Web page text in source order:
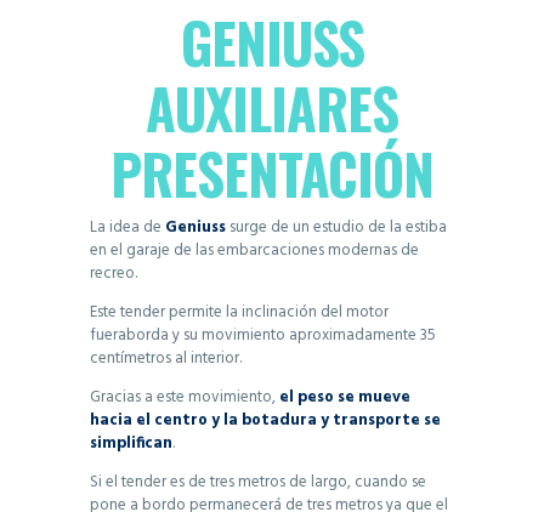
GENIUSS
AUXILIARES
PRESENTACIÓN
La idea de Geniusssurge de un estudio de la estiba
en el garaje de las embarcaciones modernas de
recreo.
Este tender permite la inclinación del motor
fueraborda y su movimiento aproximadamente 35
centímetros al interior.
Gracias a este movimiento,el peso se mueve
hacia el centro y la botadura y transporte se
simplifican.
Si el tender es de tres metros de largo, cuando se
pone a bordo permanecerá de tres metros ya que el